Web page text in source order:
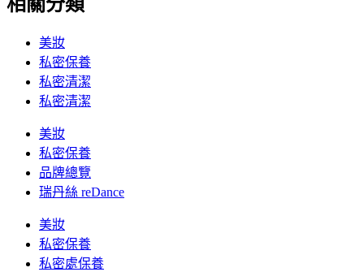
美妝
私密保養
私密清潔
私密清潔
美妝
私密保養
品牌總覽
瑞丹絲 reDance
美妝
私密保養
私密處保養